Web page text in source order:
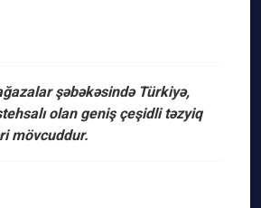
şəbəkəsində Türkiyə,
olan geniş çeşidli təzyiq
mövcuddur.